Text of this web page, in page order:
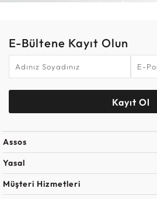
E-Bültene Kayıt Olun
Kayıt Ol
Assos
Yasal
Müşteri Hizmetleri